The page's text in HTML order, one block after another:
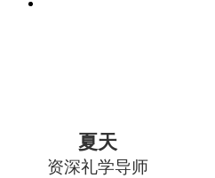
夏天
资深礼学导师